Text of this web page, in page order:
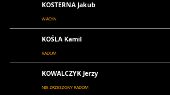
KOSTERNA Jakub
WACYN
KOŚLA Kamil
RADOM
KOWALCZYK Jerzy
NIE ZRZESZONY RADOM